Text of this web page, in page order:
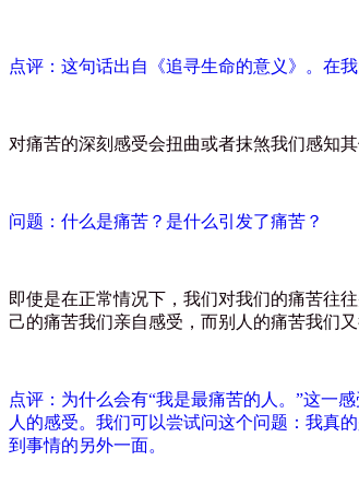
点评：这句话出自《追寻生命的意义》。在
对痛苦的深刻感受会扭曲或者抹煞我们感知
问题：什么是痛苦？是什么引发了痛苦？
即使是在正常情况下，我们对我们的痛苦往
己的痛苦我们亲自感受，而别人的痛苦我们
点评：为什么会有“我是最痛苦的人。 ”这一
人的感受。我们可以尝试问这个问题：我真
到事情的另外一面。